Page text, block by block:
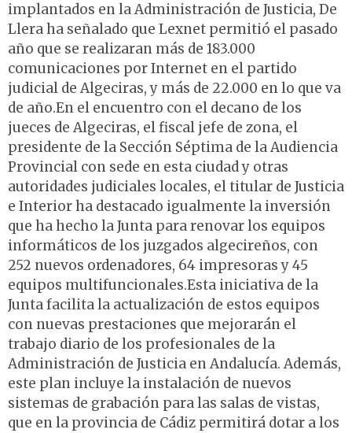
implantados en la Administración de Justicia, De
Llera ha señalado que Lexnet permitió el pasado
año que se realizaran más de 183.000
comunicaciones por Internet en el partido
judicial de Algeciras, y más de 22.000 en lo que va
de año.En el encuentro con el decano de los
jueces de Algeciras, el fiscal jefe de zona, el
presidente de la Sección Séptima de la Audiencia
Provincial con sede en esta ciudad y otras
autoridades judiciales locales, el titular de Justicia
e Interior ha destacado igualmente la inversión
que ha hecho la Junta para renovar los equipos
informáticos de los juzgados algecireños, con
252 nuevos ordenadores, 64 impresoras y 45
equipos multifuncionales.Esta iniciativa de la
Junta facilita la actualización de estos equipos
con nuevas prestaciones que mejorarán el
trabajo diario de los profesionales de la
Administración de Justicia en Andalucía. Además,
este plan incluye la instalación de nuevos
sistemas de grabación para las salas de vistas,
que en la provincia de Cádiz permitirá dotar a los